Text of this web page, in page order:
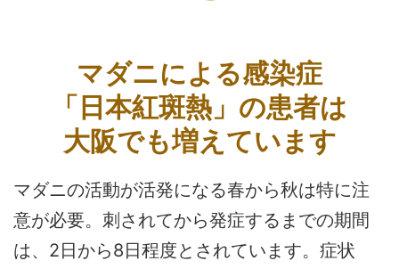
マダニによる感染症
「日本紅斑熱」の患者は
大阪でも増えています
マダニの活動が活発になる春から秋は特に注
意が必要。刺されてから発症するまでの期間
は、2日から8日程度とされています。症状